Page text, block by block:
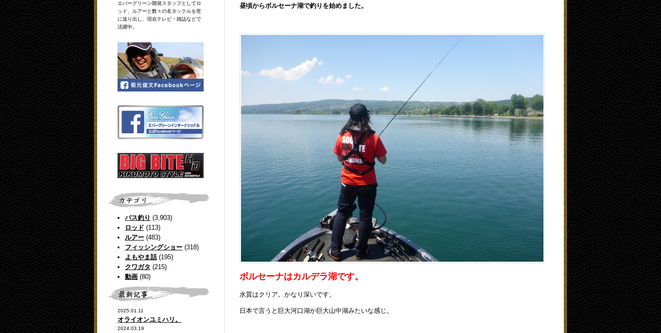
エバーグリーン開発スタッフとしてロ
ッド、ルアーと数々の名タックルを世
に送り出し、現在テレビ・雑誌などで
活躍中。
バス釣り (3,903)
ロッド (113)
ルアー (483)
フィッシングショー (318)
よもやま話(195)
クワガタ (215)
動画 (80)
2025.01.11
オライオンユミハリ。
2024.03.19
昼頃からボルセーナ湖で釣りを始めました。
ボルセーナはカルデラ湖です。
水質はクリア。かなり深いです。
日本で言うと巨大河口湖か巨大山中湖みたいな感じ。